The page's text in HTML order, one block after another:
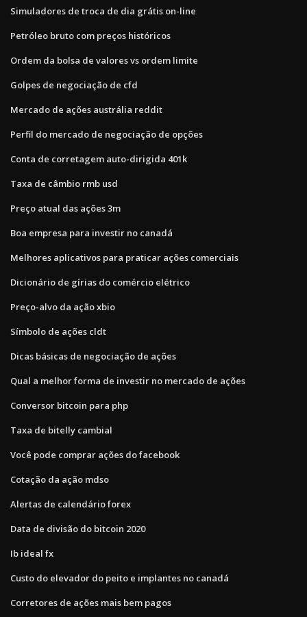
Simuladores de troca de dia grátis on-line
Petróleo bruto com preços históricos
Ordem da bolsa de valores vs ordem limite
Golpes de negociação de cfd
Mercado de ações austrália reddit
Perfil do mercado de negociação de opções
Conta de corretagem auto-dirigida 401k
Taxa de câmbio rmb usd
Preço atual das ações 3m
Boa empresa para investir no canadá
Melhores aplicativos para praticar ações comerciais
Dicionário de gírias do comércio elétrico
Preço-alvo da ação xbio
Símbolo de ações cldt
Dicas básicas de negociação de ações
Qual a melhor forma de investir no mercado de ações
Conversor bitcoin para php
Taxa de bitelly cambial
Você pode comprar ações do facebook
Cotação da ação mdso
Alertas de calendário forex
Data de divisão do bitcoin 2020
Ib ideal fx
Custo do elevador do peito e implantes no canadá
Corretores de ações mais bem pagos